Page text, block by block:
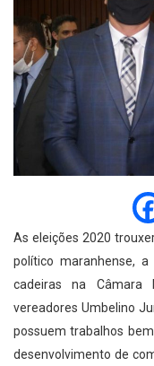
As eleições 2020
político maranhense,
cadeiras na Câmara
vereadores Umbelino
possuem trabalhos
desenvolvimento de